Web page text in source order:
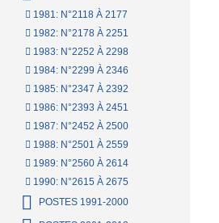
1981: N°2118 À 2177
1982: N°2178 À 2251
1983: N°2252 À 2298
1984: N°2299 À 2346
1985: N°2347 À 2392
1986: N°2393 À 2451
1987: N°2452 À 2500
1988: N°2501 À 2559
1989: N°2560 À 2614
1990: N°2615 À 2675
POSTES 1991-2000